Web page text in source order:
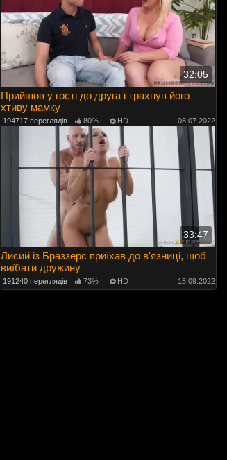
32:05
Прийшов у гості до друга і трахнув його
хтиву мамку
194717 переглядів 80% HD 08.07.2022
33:47
Лисий із Браззерс приїхав до в'язниці, щоб
виїбати дружину
191240 переглядів 73% HD 15.09.2022